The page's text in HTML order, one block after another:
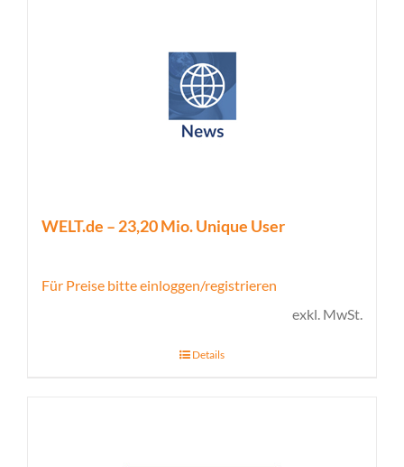
WELT.de – 23,20 Mio. Unique User
Für Preise bitte einloggen/registrieren
exkl. MwSt.
Details